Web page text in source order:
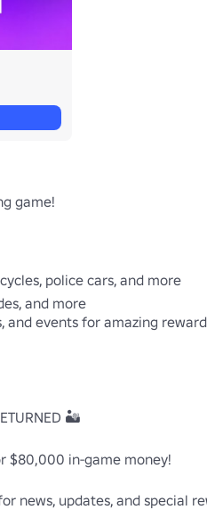
game!
police cars, and more
and more
and events for amazing
🏜️
news, updates, and special